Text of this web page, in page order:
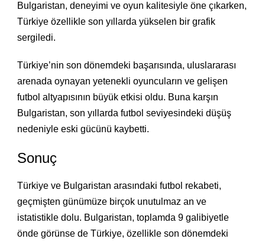
Bulgaristan, deneyimi ve oyun kalitesiyle öne çıkarken,
Türkiye özellikle son yıllarda yükselen bir grafik
sergiledi.
Türkiye’nin son dönemdeki başarısında, uluslararası
arenada oynayan yetenekli oyuncuların ve gelişen
futbol altyapısının büyük etkisi oldu. Buna karşın
Bulgaristan, son yıllarda futbol seviyesindeki düşüş
nedeniyle eski gücünü kaybetti.
Sonuç
Türkiye ve Bulgaristan arasındaki futbol rekabeti,
geçmişten günümüze birçok unutulmaz an ve
istatistikle dolu. Bulgaristan, toplamda 9 galibiyetle
önde görünse de Türkiye, özellikle son dönemdeki